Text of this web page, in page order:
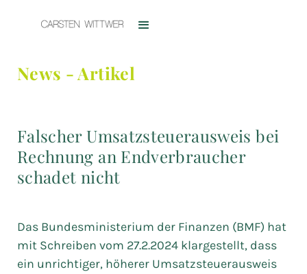
News - Artikel
Falscher Umsatzsteuerausweis bei
Rechnung an Endverbraucher
schadet nicht
Das Bundesministerium der Finanzen (BMF) hat
mit Schreiben vom 27.2.2024 klargestellt, dass
ein unrichtiger, höherer Umsatzsteuerausweis